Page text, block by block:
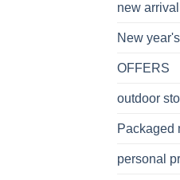
new arrival
New year's
OFFERS
outdoor
Packaged
personal